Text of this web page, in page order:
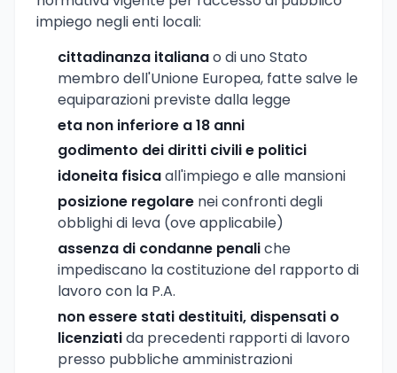
impiego negli enti locali:
cittadinanza italianao di uno Stato
membro dell'Unione Europea, fatte salve le
equiparazioni previste dalla legge
eta non inferiore a 18 anni
godimento dei diritti civili e politici
idoneita fisicaall'impiego e alle mansioni
posizione regolare nei confronti degli
obblighi di leva (ove applicabile)
assenza di condanne penaliche
impediscano la costituzione del rapporto di
lavoro con la P.A.
non essere stati destituiti, dispensati o
licenziatida precedenti rapporti di lavoro
presso pubbliche amministrazioni